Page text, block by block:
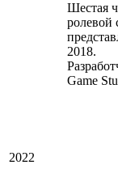
Шестая
ролевой
2018.
Game
2022